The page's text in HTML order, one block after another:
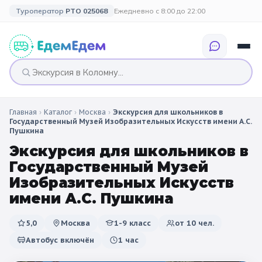
Туроператор РТО 025068 Ежедневно с 8:00 до 22:00
🎉 ПО ПРАЗДНИКАМ
🔔 1 сентября
🗳️ 18 сентября
🥞 Масленица
🗓️ ПО КАНИКУЛАМ
🍂 Осенние
❄️ Зимние
🌸 Весенние
☀️ Летние
🗓️ ПО ДЛИТЕЛЬНОСТИ
Однодневные
2 дня / 1 ночь
3 дня и больше
🎉 СОБЫТИЙНЫЕ
🍂 Осенние
каникулы
🎄 Новогодние
туры
🌷 Весенние
каникулы
Главная › Каталог › Москва › Экскурсия для школьников в
Государственный Музей Изобразительных Искусств имени А.С.
Пушкина
Экскурсия для школьников в
Государственный Музей
Изобразительных Искусств
имени А.С. Пушкина
5,0 Москва 1-9 класс от 10 чел.
Автобус включён
1 час